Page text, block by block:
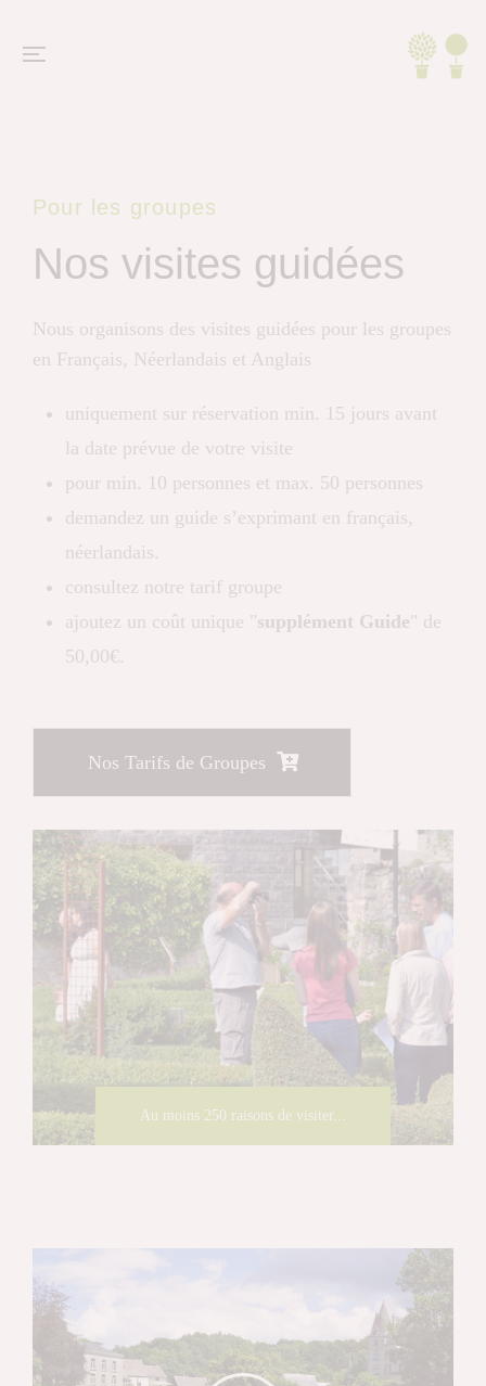
Au moins 250 raisons de visiter...
Pour les groupes
Nos visites guidées
Nous organisons des visites guidées pour les groupes
en Français, Néerlandais et Anglais
uniquement sur réservation min. 15 jours avant
la date prévue de votre visite
pour min. 10 personnes et max. 50 personnes
demandez un guide s’exprimant en français,
néerlandais.
consultez notre tarif groupe
ajoutez un coût unique "supplément Guide " de
50,00€.
Nos Tarifs de Groupes